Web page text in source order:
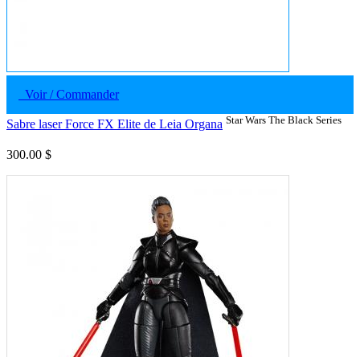
Voir / Commander
Sabre laser Force FX Elite de Leia Organa Star Wars The Black Series
300.00 $